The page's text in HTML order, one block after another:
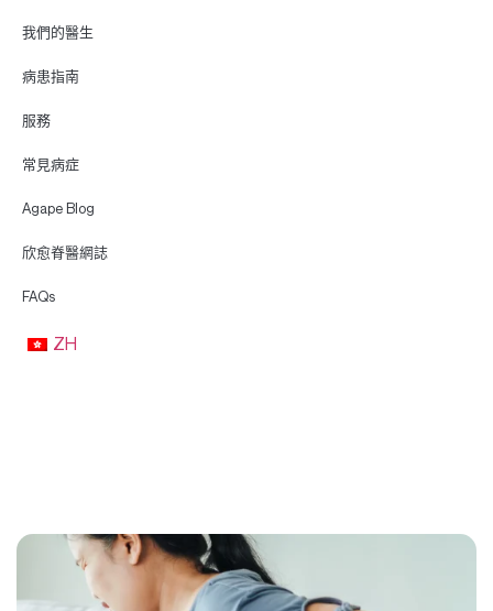
我們的醫生
病患指南
服務
常見病症
Agape Blog
欣愈脊醫網誌
FAQs
ZH